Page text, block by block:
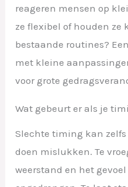
reageren mensen op
ze flexibel of houden
bestaande routines?
met kleine
voor grote
Wat gebeurt er als je
Slechte timing kan
doen mislukken. Te
weerstand en het